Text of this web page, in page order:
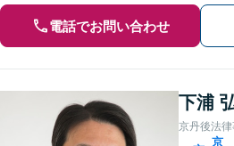
電話でお問い合わせ
下浦
京丹後法
京